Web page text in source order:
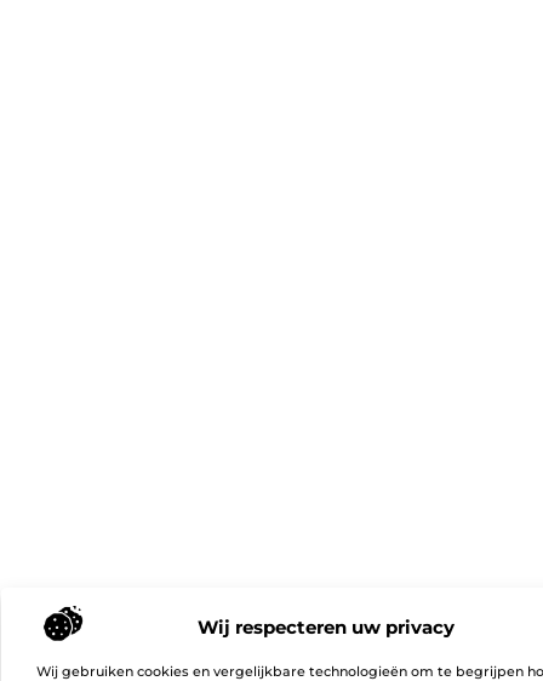
Wij respecteren uw privacy
Wij gebruiken cookies en vergelijkbare technologieën om te begrijpen